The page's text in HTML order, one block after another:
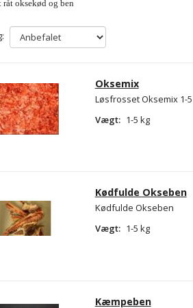
råt oksekød og ben
Oksemix
Løsfrosset Oksemix 1-
Vægt: 1-5 kg
Kødfulde Okseben
Kødfulde Okseben
Vægt: 1-5 kg
Kæmpeben